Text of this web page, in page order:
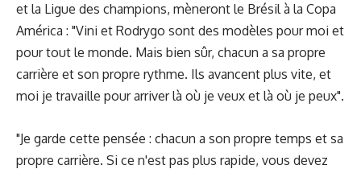
et la Ligue des champions, mèneront le Brésil à la Copa
América : "Vini et Rodrygo sont des modèles pour moi et
pour tout le monde. Mais bien sûr, chacun a sa propre
carrière et son propre rythme. Ils avancent plus vite, et
moi je travaille pour arriver là où je veux et là où je peux".
"Je garde cette pensée : chacun a son propre temps et sa
propre carrière. Si ce n'est pas plus rapide, vous devez